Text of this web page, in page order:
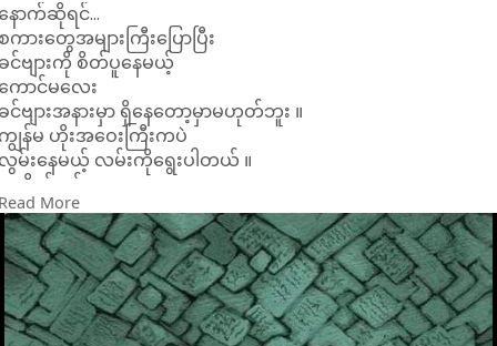
ောက်ဆိုရင်...
ကားတွေအများကြီးပြောပြီး
င်ဗျားကို စိတ်ပူနေမယ့်
ောင်မလေး
င်ဗျားအနားမှာ ရှိနေတော့မှာမဟုတ်ဘူး ။
ျွန်မ ဟိုးအဝေးကြီးကပဲ
မ်းနေမယ့် လမ်းကိုရွေးပါတယ် ။
ရုစိုက်နော်...
စစအရာရာပေါ့...
ခု နေသလိုမျိုး အရမ်းကြီးလဲ မပေတေနဲ့
ယ့်ကိုယ်ကိုယ်လဲ ပစ်မထားနဲ့
င်ဗျားကို
ျစ်ခဲ့ဖူးတယ်ဆိုတာကိုတော့
ပါ ။
More